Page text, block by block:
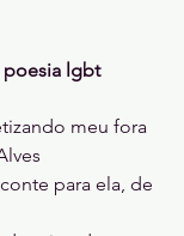
poesia lgbt
meu fora
para ela, de